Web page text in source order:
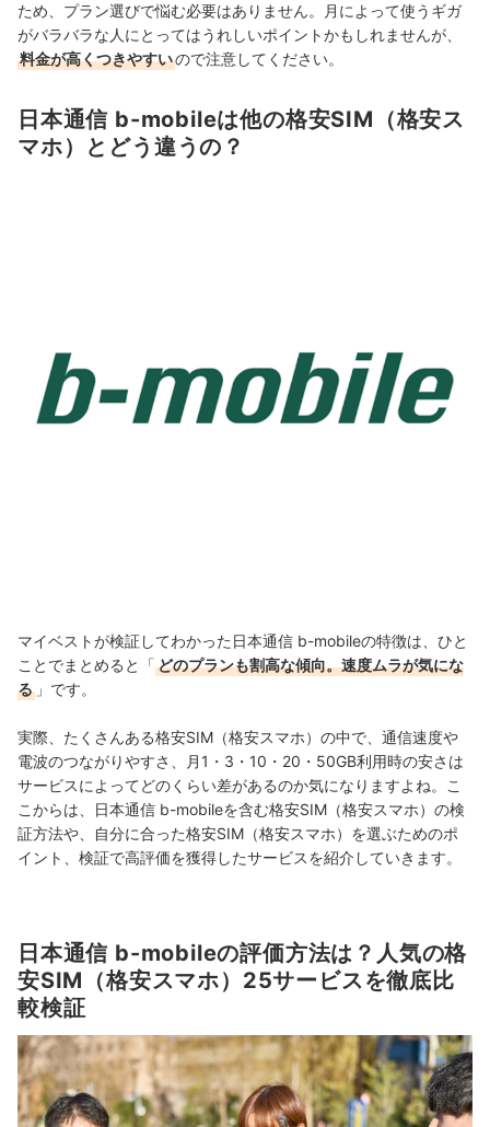
ため、プラン選びで悩む必要はありません。月によって使うギガ
がバラバラな人にとってはうれしいポイントかもしれませんが、
料金が高くつきやすいので注意してください。
日本通信 b-mobileは他の格安SIM（格安ス
マホ）とどう違うの？
マイベストが検証してわかった日本通信 b-mobileの特徴は、ひと
ことでまとめると「どのプランも割高な傾向。速度ムラが気にな
る 」です。
実際、たくさんある格安SIM（格安スマホ）の中で、通信速度や
電波のつながりやすさ、月1・3・10・20・50GB利用時の安さは
サービスによってどのくらい差があるのか気になりますよね。こ
こからは、日本通信 b-mobileを含む格安SIM（格安スマホ）の検
証方法や、自分に合った格安SIM（格安スマホ）を選ぶためのポ
イント、検証で高評価を獲得したサービスを紹介していきます。
日本通信 b-mobileの評価方法は？人気の格
安SIM（格安スマホ）25サービスを徹底比
較検証